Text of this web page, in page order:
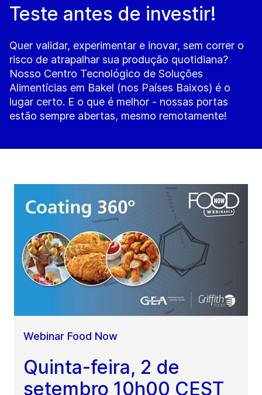
Teste antes de investir!
Quer validar, experimentar e inovar, sem correr o
risco de atrapalhar sua produção quotidiana?
Nosso Centro Tecnológico de Soluções
Alimentícias em Bakel (nos Países Baixos) é o
lugar certo. E o que é melhor - nossas portas
estão sempre abertas, mesmo remotamente!
Webinar Food Now
Quinta-feira, 2 de
setembro 10h00 CEST